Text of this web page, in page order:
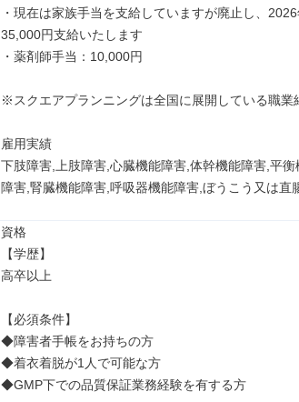
・現在は家族手当を支給していますが廃止し、
35,000円支給いたします
・薬剤師手当：10,000円
※スクエアプランニングは全国に展開している職業
雇用実績
下肢障害,上肢障害,心臓機能障害,体幹機能障害,平
障害,腎臓機能障害,呼吸器機能障害,ぼうこう又は直
資格
【学歴】
高卒以上
【必須条件】
◆障害者手帳をお持ちの方
◆着衣着脱が1人で可能な方
◆GMP下での品質保証業務経験を有する方